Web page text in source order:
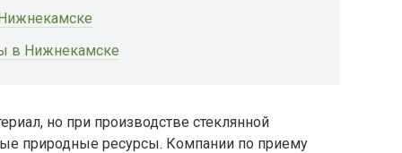
в Нижнекамске
но при производстве стеклянной
природные ресурсы. Компании по приему